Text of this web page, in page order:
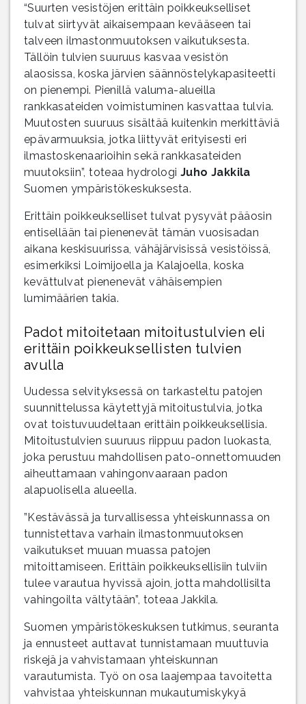
“Suurten vesistöjen erittäin poikkeukselliset
tulvat siirtyvät aikaisempaan kevääseen tai
talveen ilmastonmuutoksen vaikutuksesta.
Tällöin tulvien suuruus kasvaa vesistön
alaosissa, koska järvien säännöstelykapasiteetti
on pienempi. Pienillä valuma-alueilla
rankkasateiden voimistuminen kasvattaa tulvia.
Muutosten suuruus sisältää kuitenkin merkittäviä
epävarmuuksia, jotka liittyvät erityisesti eri
ilmastoskenaarioihin sekä rankkasateiden
muutoksiin”, toteaa hydrologi Juho Jakkila
Suomen ympäristökeskuksesta.
Erittäin poikkeukselliset tulvat pysyvät pääosin
entisellään tai pienenevät tämän vuosisadan
aikana keskisuurissa, vähäjärvisissä vesistöissä,
esimerkiksi Loimijoella ja Kalajoella, koska
kevättulvat pienenevät vähäisempien
lumimäärien takia.
Padot mitoitetaan mitoitustulvien eli
erittäin poikkeuksellisten tulvien
avulla
Uudessa selvityksessä on tarkasteltu patojen
suunnittelussa käytettyjä mitoitustulvia, jotka
ovat toistuvuudeltaan erittäin poikkeuksellisia.
Mitoitustulvien suuruus riippuu padon luokasta,
joka perustuu mahdollisen pato-onnettomuuden
aiheuttamaan vahingonvaaraan padon
alapuolisella alueella.
”Kestävässä ja turvallisessa yhteiskunnassa on
tunnistettava varhain ilmastonmuutoksen
vaikutukset muuan muassa patojen
mitoittamiseen. Erittäin poikkeuksellisiin tulviin
tulee varautua hyvissä ajoin, jotta mahdollisilta
vahingoilta vältytään”, toteaa Jakkila.
Suomen ympäristökeskuksen tutkimus, seuranta
ja ennusteet auttavat tunnistamaan muuttuvia
riskejä ja vahvistamaan yhteiskunnan
varautumista. Työ on osa laajempaa tavoitetta
vahvistaa yhteiskunnan mukautumiskykyä